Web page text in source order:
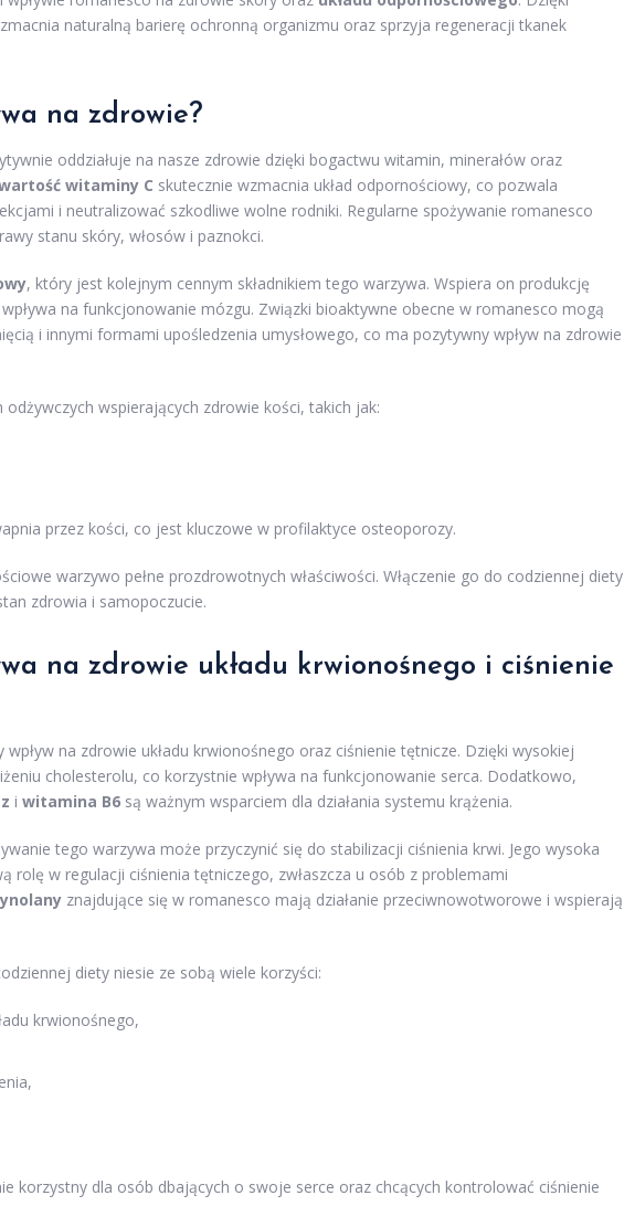
naturalną barierę ochronną organizmu oraz sprzyja regeneracji tkanek
na zdrowie?
oddziałuje na nasze zdrowie dzięki bogactwu witamin, minerałów oraz
witaminy C skutecznie wzmacnia układ odpornościowy, co pozwala
i neutralizować szkodliwe wolne rodniki. Regularne spożywanie romanesco
stanu skóry, włosów i paznokci.
, który jest kolejnym cennym składnikiem tego warzywa. Wspiera on produkcję
na funkcjonowanie mózgu. Związki bioaktywne obecne w romanesco mogą
i innymi formami upośledzenia umysłowego, co ma pozytywny wpływ na zdrowie
odżywczych wspierających zdrowie kości, takich jak:
przez kości, co jest kluczowe w profilaktyce osteoporozy.
warzywo pełne prozdrowotnych właściwości. Włączenie go do codziennej diety
zdrowia i samopoczucie.
na zdrowie układu krwionośnego i ciśnienie
wpływ na zdrowie układu krwionośnego oraz ciśnienie tętnicze. Dzięki wysokiej
cholesterolu, co korzystnie wpływa na funkcjonowanie serca. Dodatkowo,
i witamina B6 są ważnym wsparciem dla działania systemu krążenia.
tego warzywa może przyczynić się do stabilizacji ciśnienia krwi. Jego wysoka
rolę w regulacji ciśnienia tętniczego, zwłaszcza u osób z problemami
znajdujące się w romanesco mają działanie przeciwnowotworowe i wspierają
diety niesie ze sobą wiele korzyści:
krwionośnego,
korzystny dla osób dbających o swoje serce oraz chcących kontrolować ciśnienie